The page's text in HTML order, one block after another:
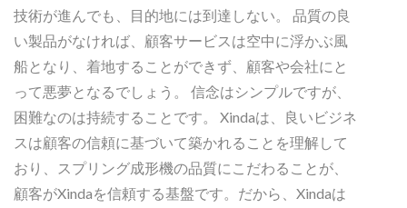
技術が進んでも、目的地には到達しない。 品質の良
い製品がなければ、顧客サービスは空中に浮かぶ風
船となり、着地することができず、顧客や会社にと
って悪夢となるでしょう。 信念はシンプルですが、
困難なのは持続することです。 Xindaは、良いビジネ
スは顧客の信頼に基づいて築かれることを理解して
おり、スプリング成形機の品質にこだわることが、
顧客がXindaを信頼する基盤です。だから、Xindaは